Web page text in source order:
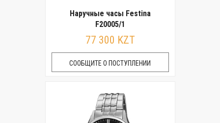
Наручные часы Festina
F20005/1
77 300 KZT
СООБЩИТЕ О ПОСТУПЛЕНИИ